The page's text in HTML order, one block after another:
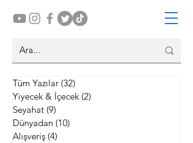
Tüm Yazılar (32)
Yiyecek & İçecek (2)
Seyahat (9)
Dünyadan (10)
Alışveriş (4)